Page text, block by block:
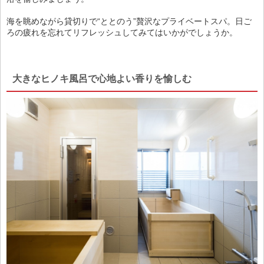
海を眺めながら貸切りで“ととのう”贅沢なプライベートスパ。日ご
ろの疲れを忘れてリフレッシュしてみてはいかがでしょうか。
大きなヒノキ風呂で心地よい香りを愉しむ